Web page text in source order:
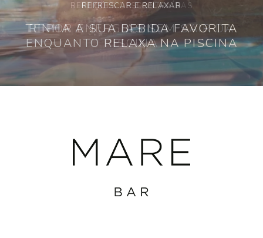
REFRESCAR E RELAXAR
TENHA A SUA BEBIDA FAVORITA
ENQUANTO RELAXA NA PISCINA
REFEIÇÕES DESCONTRAÍDAS
REPOR ENERGIAS SEM SAIR DA
PISCINA
OS MELHORES SABORES
A FRESCURA DOS INGREDIENTES
CRITERIOSAMENTE ESCOLHIDOS